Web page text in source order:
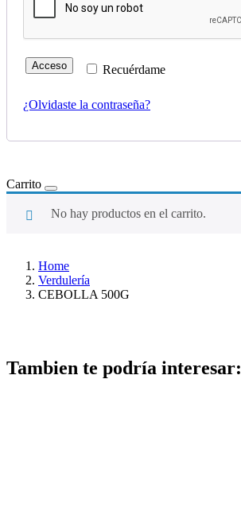
Recuérdame
Acceso
¿Olvidaste la contraseña?
Carrito
No hay productos en el carrito.
Home
Verdulería
CEBOLLA 500G
Tambien te podría interesar: